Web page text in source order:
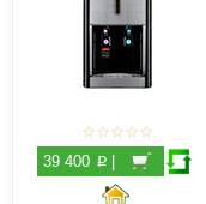
39 400 p|